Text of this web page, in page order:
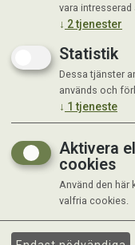
vara intresserad
↓ 2tjenester
Statistik
Dessa tjänster
används och
↓ 1 tjeneste
Aktivera
cookies
Använd den här
valfria cookies.